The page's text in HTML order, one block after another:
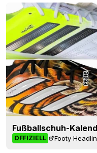
Fußballschuh-
OFFIZIELL Footy